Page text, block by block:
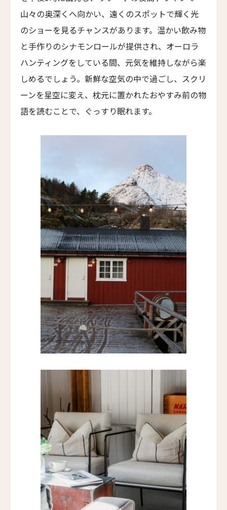
The Landmark Rhodes Villas & Spa, Greece
トラスコリゾート
Trusko Resort
スキーラ・リトリート
Skýra Retreat
ア・マンドリア・ディ・ムルトリ
A Mandria di Murtoli
Il Boscareto Resort & Spa
アペラシオン ヒールズバーグ
Appellation Healdsburg, Healdsburg
ホテル・カサ・ウアマントラ
Hotel Casa Huamantla
ホテル・サルタス
Hotel Saltus
バディア・ディ・ポマイオ
Badia di Pomaio
ガルドゥ・ホテル&スパ
Gáldu Hotel & Spa
マウント クック レイクサイド リトリート
ザ・イン・アット・ランチョ・サンタ・フェ
The Inn at Rancho Santa Fe
ザ・グレイソン・マイアミ
The Grayson Miami
ヒストリック・ロッキー・ウォーターズ・イン
Historic Rocky Waters Inn
エリート・スプリング・ヴィラズ
Elite Spring Villas
山々の奥深くへ向かい、遠くのスポットで輝く光
のショーを見るチャンスがあります。温かい飲み物
と手作りのシナモンロールが提供され、オーロラ
ハンティングをしている間、元気を維持しながら楽
しめるでしょう。新鮮な空気の中で過ごし、スクリ
ーンを星空に変え、枕元に置かれたおやすみ前の物
語を読むことで、ぐっすり眠れます。